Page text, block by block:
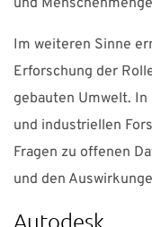
und
Im weiteren Sinne
Erforschung der
gebauten Umwelt.
und industriellen
Fragen zu offenen
und den
Autodesk